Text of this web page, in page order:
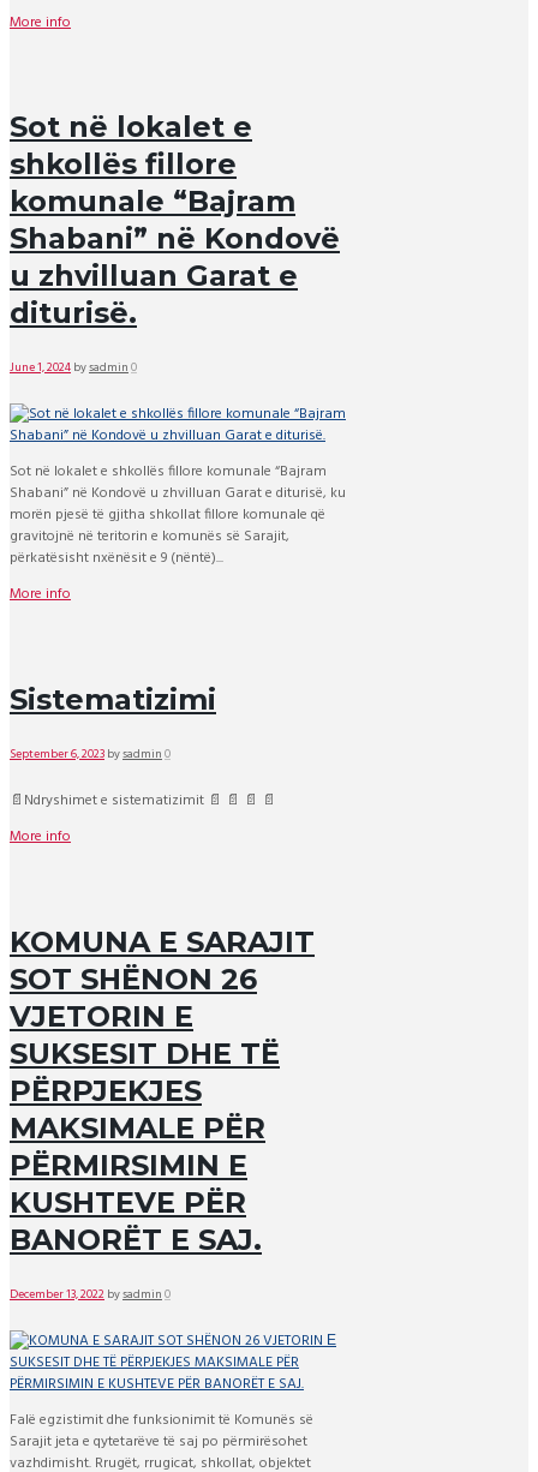
More info
Sot në lokalet e
shkollës fillore
komunale “Bajram
Shabani” në Kondovë
u zhvilluan Garat e
diturisë.
June 1, 2024bysadmin0
Sot në lokalet e shkollës fillore komunale “Bajram
Shabani” në Kondovë u zhvilluan Garat e diturisë, ku
morën pjesë të gjitha shkollat fillore komunale që
gravitojnë në teritorin e komunës së Sarajit,
përkatësisht nxënësit e 9 (nëntë)...
More info
Sistematizimi
September 6, 2023bysadmin0
📄Ndryshimet e sistematizimit 📄 📄 📄 📄
More info
KOMUNA E SARAJIT
SOT SHËNON 26
VJETORIN Е
SUKSESIT DHE TË
PËRPJEKJES
MAKSIMALE PËR
PËRMIRSIMIN E
KUSHTEVE PËR
BANORËT E SAJ.
December 13, 2022 bysadmin0
Falë egzistimit dhe funksionimit të Komunës së
Sarajit jeta e qytetarëve të saj po përmirësohet
vazhdimisht. Rrugët, rrugicat, shkollat, objektet